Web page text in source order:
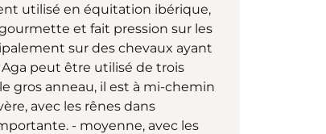
utilisé en équitation ibérique,
et fait pression sur les
sur des chevaux ayant
peut être utilisé de trois
gros anneau, il est à mi-chemin
avec les rênes dans
- moyenne, avec les